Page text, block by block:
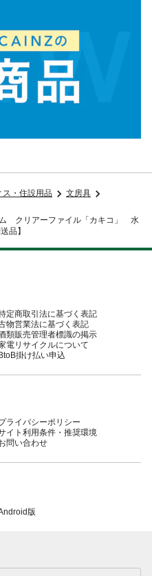
ス・住設用品
文房具
ム クリアーファイル「カキコ」 水
品】
定商取引法に基づく表記
物営業法に基づく表記
類販売管理者標識の掲示
電リサイクルについて
BtoB掛け払い申込
ライバシーポリシー
イト利用条件・推奨環境
問い合わせ
版